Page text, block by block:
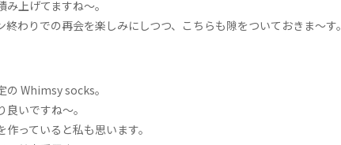
み上げてますね〜。
終わりでの再会を楽しみにしつつ、こちらも隙をついておきま〜す。
の Whimsy socks。
良いですね～。
作っていると私も思います。